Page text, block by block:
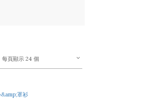
每頁顯示 24 個